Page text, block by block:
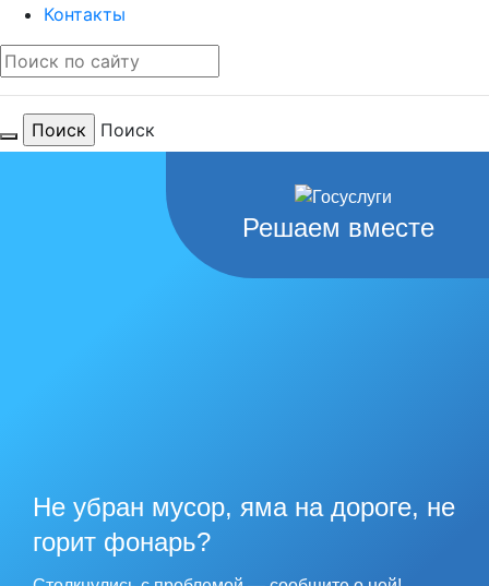
Контакты
Поиск
Решаем вместе
Не убран мусор, яма на дороге, не
горит фонарь?
Для тебя
рекорды